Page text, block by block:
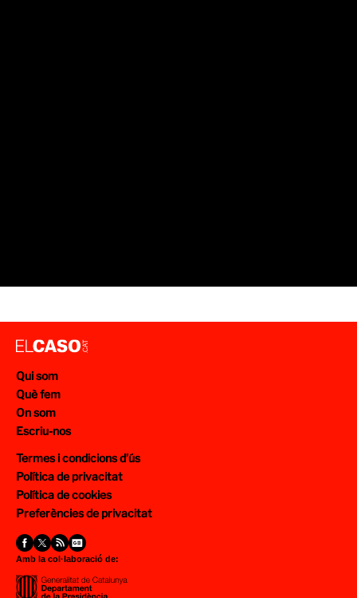
Qui som
Què fem
On som
Escriu-nos
Termes i condicions d’ús
Política de privacitat
Política de cookies
Preferències de privacitat
Amb la col·laboració de: